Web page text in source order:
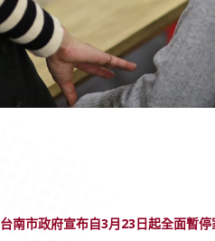
台南市政府宣布自3月23日起全面暫